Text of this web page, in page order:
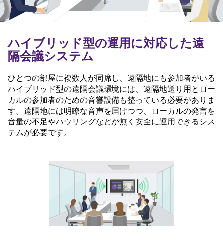
ハイブリッド型の運用に対応した遠
隔会議システム
ひとつの部屋に複数人が同席し、遠隔地にも参加者がいる
ハイブリッド型の遠隔会議環境には、遠隔地送り用とロー
カルの参加者のための音響設備も整っている必要がありま
す。遠隔地には明瞭な音声を届けつつ、ローカルの発言を
音量の不足やハウリングなどが無く安全に運用できるシス
テムが必要です。